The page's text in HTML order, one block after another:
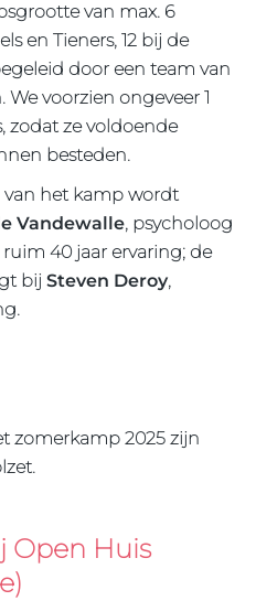
van max. 6
en Tieners, 12 bij de
door een team van
voorzien ongeveer 1
zodat ze voldoende
besteden.
van het kamp wordt
Vandewalle, psycholoog
40 jaar ervaring; de
bij Steven Deroy,
zomerkamp 2025 zijn
Open Huis